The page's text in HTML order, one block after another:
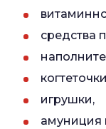
средства
игрушки,
амуниция